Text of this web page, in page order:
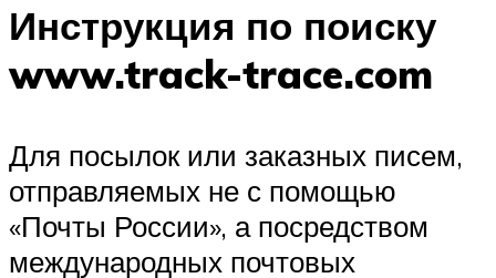
Инструкция по поиску
www.track-trace.com
Для посылок или заказных писем,
отправляемых не с помощью
«Почты России», а посредством
международных почтовых